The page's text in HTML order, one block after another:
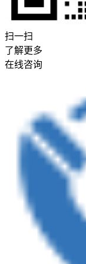
扫一扫
了解更多
在线咨询